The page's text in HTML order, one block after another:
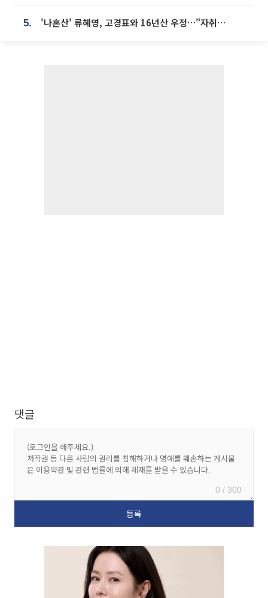
5. '나혼산' 류혜영, 고경표와 16년산 우정…"자취방서 부모님과 마주쳐"
댓글
0 / 300